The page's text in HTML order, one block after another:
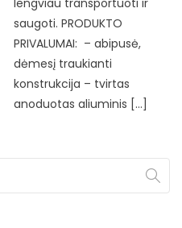
saugoti. PRODUKTO
PRIVALUMAI: – abipusė,
dėmesį traukianti
konstrukcija – tvirtas
anoduotas aliuminis […]